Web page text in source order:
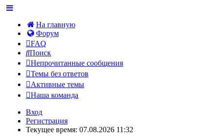
На главную
Форум
FAQ
Поиск
Непрочитанные сообщения
Темы без ответов
Активные темы
Наша команда
Вход
Регистрация
Текущее время: 07.08.2026 11:32